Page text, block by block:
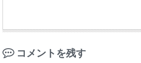
コメントを残す